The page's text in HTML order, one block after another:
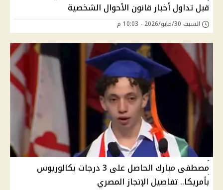
قبل تداول أخبار قانون الأحوال الشخصية
السبت 30/مايو/2026 - 10:03 م
مصطفى مبارك الحاصل على 3 درجات بكالوريوس
بأمريكا.. تفاصيل الإنجاز المصري